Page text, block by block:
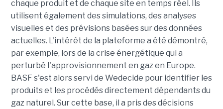
chaque produit et de chaque site en temps réel. Ils
utilisent également des simulations, des analyses
visuelles et des prévisions basées sur des données
actuelles. L'intérêt de la plateforme a été démontré,
par exemple, lors de la crise énergétique qui a
perturbé l'approvisionnement en gaz en Europe.
BASF s'est alors servi de Wedecide pour identifier les
produits et les procédés directement dépendants du
gaz naturel. Sur cette base, il a pris des décisions